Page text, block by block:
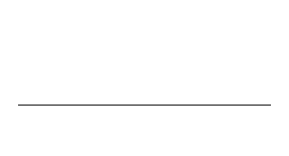
2023年夏には、医療着ブランド【WATRAY】ワトレイ オー